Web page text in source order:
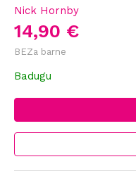
Nick Hornby
14,90 €
BEZa barne
Badugu